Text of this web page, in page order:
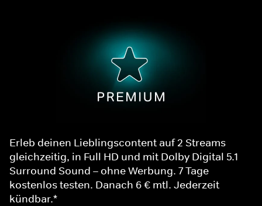
Erleb deinen Lieblingscontent auf 2 Streams
gleichzeitig, in Full HD und mit Dolby Digital 5.1
Surround Sound – ohne Werbung. 7 Tage
kostenlos testen. Danach 6 € mtl. Jederzeit
kündbar.*